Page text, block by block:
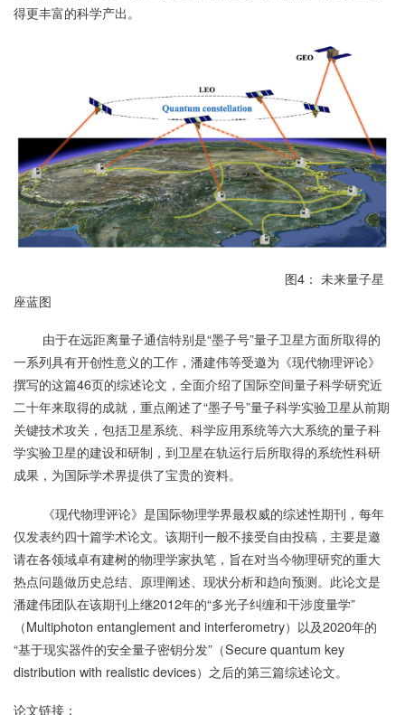
得更丰富的科学产出。
图4： 未来量子星
座蓝图
由于在远距离量子通信特别是“墨子号”量子卫星方面所取得的
一系列具有开创性意义的工作，潘建伟等受邀为《现代物理评论》
撰写的这篇46页的综述论文，全面介绍了国际空间量子科学研究近
二十年来取得的成就，重点阐述了“墨子号”量子科学实验卫星从前期
关键技术攻关，包括卫星系统、科学应用系统等六大系统的量子科
学实验卫星的建设和研制，到卫星在轨运行后所取得的系统性科研
成果，为国际学术界提供了宝贵的资料。
《现代物理评论》是国际物理学界最权威的综述性期刊，每年
仅发表约四十篇学术论文。该期刊一般不接受自由投稿，主要是邀
请在各领域卓有建树的物理学家执笔，旨在对当今物理研究的重大
热点问题做历史总结、原理阐述、现状分析和趋向预测。此论文是
潘建伟团队在该期刊上继2012年的“多光子纠缠和干涉度量学”
（Multiphoton entanglement and interferometry）以及2020年的
“基于现实器件的安全量子密钥分发”（Secure quantum key
distribution with realistic devices）之后的第三篇综述论文。
论文链接：